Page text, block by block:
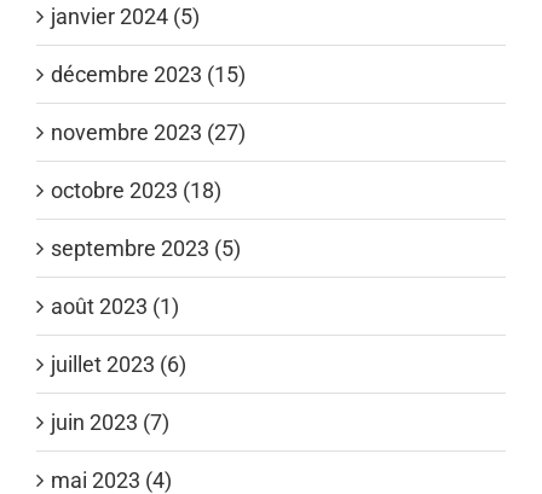
janvier 2024 (5)
décembre 2023 (15)
novembre 2023 (27)
octobre 2023 (18)
septembre 2023 (5)
août 2023 (1)
juillet 2023 (6)
juin 2023 (7)
mai 2023 (4)